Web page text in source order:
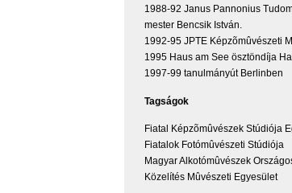
1988-92 Janus Pannonius
mester Bencsik István.
1992-95 JPTE Képzõmûvészeti
1995 Haus am See ösztöndíja
1997-99 tanulmányút Berlinben
Tagságok
Fiatal Képzõmûvészek Stúdiója
Fiatalok Fotómûvészeti Stúdiója
Magyar Alkotómûvészek
Közelítés Mûvészeti Egyesület